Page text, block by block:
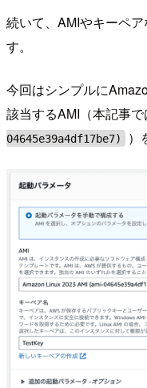
続いて、AMIやキーペ
す。
今回はシンプルに
該当するAMI（本記事で
04645e39a4df17be7)
）